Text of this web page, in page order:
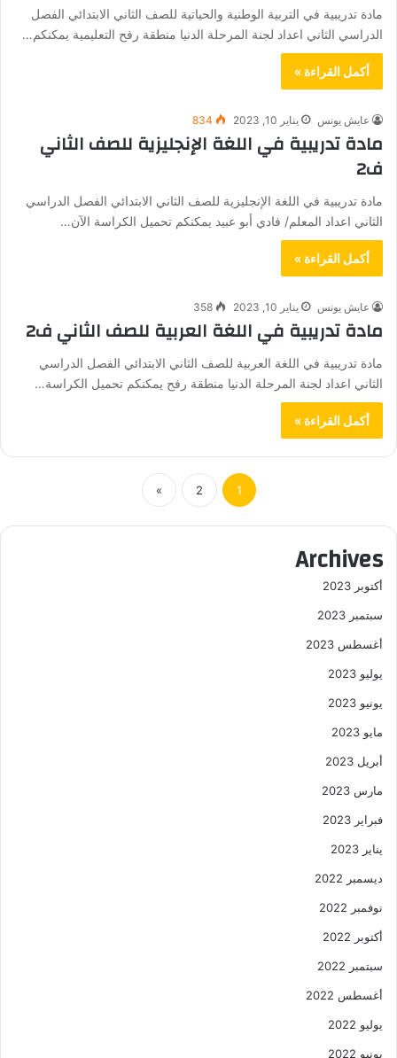
مادة تدريبية في التربية الوطنية والحياتية للصف الثاني الابتدائي الفصل
الدراسي الثاني اعداد لجنة المرحلة الدنيا منطقة رفح التعليمية يمكنكم…
أكمل القراءة »
عايش يونس يناير 10, 2023 834
مادة تدريبية في اللغة الإنجليزية للصف الثاني
ف2
مادة تدريبية في اللغة الإنجليزية للصف الثاني الابتدائي الفصل الدراسي
الثاني اعداد المعلم/ فادي أبو عبيد يمكنكم تحميل الكراسة الآن…
أكمل القراءة »
عايش يونس يناير 10, 2023 358
مادة تدريبية في اللغة العربية للصف الثاني ف2
مادة تدريبية في اللغة العربية للصف الثاني الابتدائي الفصل الدراسي
الثاني اعداد لجنة المرحلة الدنيا منطقة رفح يمكنكم تحميل الكراسة…
أكمل القراءة »
1
2
»
Archives
أكتوبر 2023
سبتمبر 2023
أغسطس 2023
يوليو 2023
يونيو 2023
مايو 2023
أبريل 2023
مارس 2023
فبراير 2023
يناير 2023
ديسمبر 2022
نوفمبر 2022
أكتوبر 2022
سبتمبر 2022
أغسطس 2022
يوليو 2022
يونيو 2022